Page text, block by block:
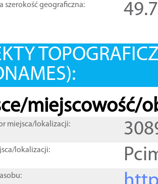
szerokość geograficzna:
miejscowość/
miejsca/lokalizacji:
lokalizacji: